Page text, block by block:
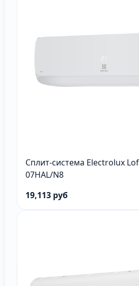
Сплит-система Electrolux
07HAL/N8
19,113 руб